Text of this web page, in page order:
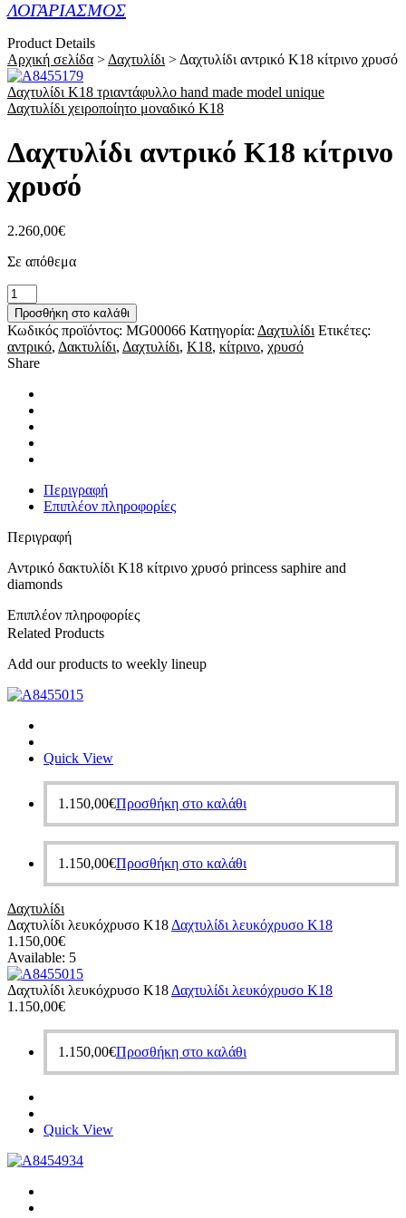
ΛΟΓΑΡΙΑΣΜΟΣ
Product Details
Αρχική σελίδα > Δαχτυλίδι > Δαχτυλίδι αντρικό Κ18 κίτρινο χρυσό
Δαχτυλίδι Κ18 τριαντάφυλλο hand made model unique
Δαχτυλίδι χειροποίητο μοναδικό Κ18
Δαχτυλίδι αντρικό Κ18 κίτρινο
χρυσό
2.260,00€
Σε απόθεμα
Δαχτυλίδι
αντρικό
Κ18
κίτρινο
χρυσό
ποσότητα
Προσθήκη στο καλάθι
Κωδικός προϊόντος: MG00066 Κατηγορία: Δαχτυλίδι Ετικέτες:
αντρικό, Δακτυλίδι, Δαχτυλίδι, Κ18, κίτρινο, χρυσό
Share
Περιγραφή
Επιπλέον πληροφορίες
Περιγραφή
Αντρικό δακτυλίδι Κ18 κίτρινο χρυσό princess saphire and
diamonds
Επιπλέον πληροφορίες
Related Products
Add our products to weekly lineup
Quick View
1.150,00€Προσθήκη στο καλάθι
1.150,00€Προσθήκη στο καλάθι
Δαχτυλίδι
Δαχτυλίδι λευκόχρυσο Κ18 Δαχτυλίδι λευκόχρυσο Κ18
1.150,00€
Available: 5
Δαχτυλίδι λευκόχρυσο Κ18 Δαχτυλίδι λευκόχρυσο Κ18
1.150,00€
1.150,00€Προσθήκη στο καλάθι
Quick View